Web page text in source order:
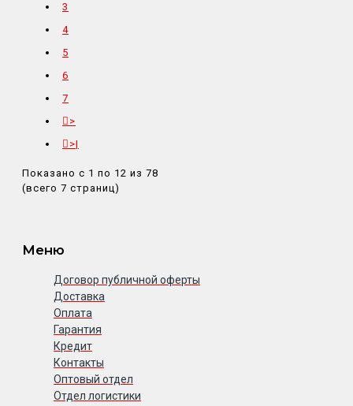
3
4
5
6
7
>
>|
Показано с 1 по 12 из 78
(всего 7 страниц)
Меню
Договор публичной оферты
Доставка
Оплата
Гарантия
Кредит
Контакты
Оптовый отдел
Отдел логистики